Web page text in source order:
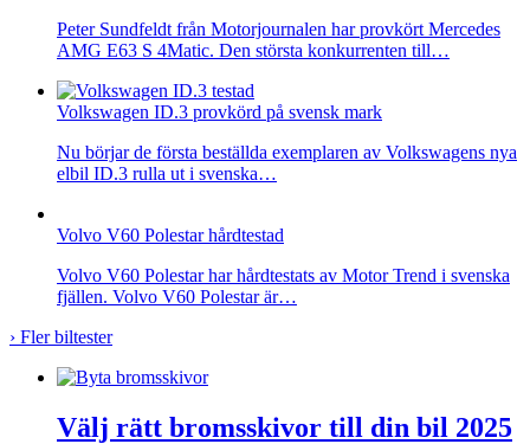
Peter Sundfeldt från Motorjournalen har provkört Mercedes
AMG E63 S 4Matic. Den största konkurrenten till…
Volkswagen ID.3 provkörd på svensk mark
Nu börjar de första beställda exemplaren av Volkswagens nya
elbil ID.3 rulla ut i svenska…
Volvo V60 Polestar hårdtestad
Volvo V60 Polestar har hårdtestats av Motor Trend i svenska
fjällen. Volvo V60 Polestar är…
› Fler biltester
Välj rätt bromsskivor till din bil 2025